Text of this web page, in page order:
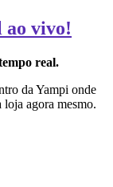
ao vivo!
real.
da Yampi onde
loja agora mesmo.